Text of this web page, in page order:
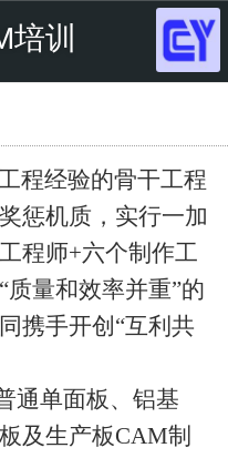
培训
程经验的骨干工程
惩机质，实行一加
程师+六个制作工
量和效率并重”的
携手开创“互利共
通单面板、铝基
及生产板CAM制